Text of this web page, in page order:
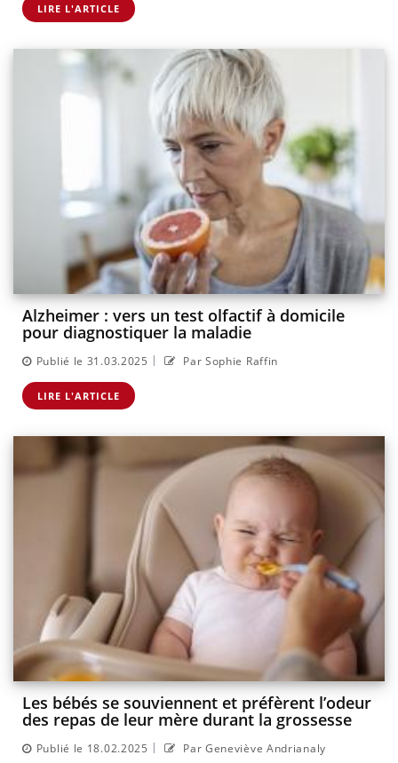
LIRE L'ARTICLE
Alzheimer : vers un test olfactif à domicile
pour diagnostiquer la maladie
Publié le 31.03.2025 | Par Sophie Raffin
LIRE L'ARTICLE
Les bébés se souviennent et préfèrent l’odeur
des repas de leur mère durant la grossesse
Publié le 18.02.2025 | Par Geneviève Andrianaly